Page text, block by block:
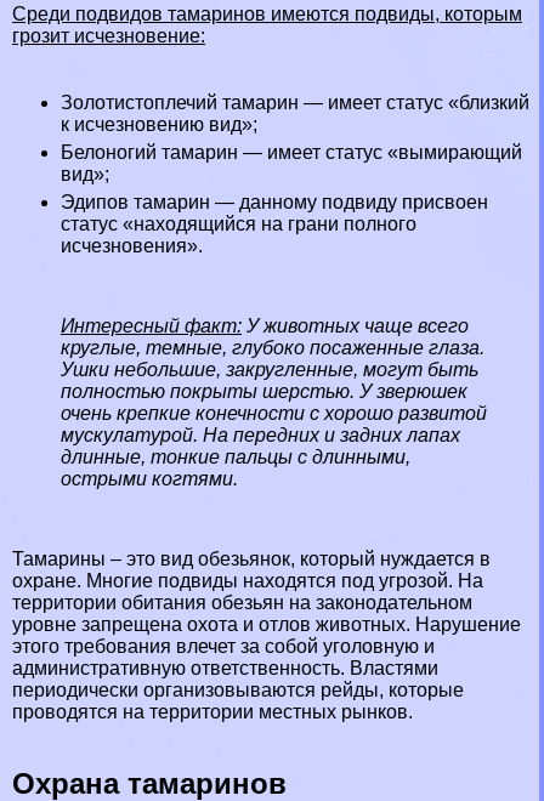
Среди подвидов тамаринов имеются подвиды, которым
грозит исчезновение:
Золотистоплечий тамарин — имеет статус «близкий
к исчезновению вид»;
Белоногий тамарин — имеет статус «вымирающий
вид»;
Эдипов тамарин — данному подвиду присвоен
статус «находящийся на грани полного
исчезновения».
Интересный факт: У животных чаще всего
круглые, темные, глубоко посаженные глаза.
Ушки небольшие, закругленные, могут быть
полностью покрыты шерстью. У зверюшек
очень крепкие конечности с хорошо развитой
мускулатурой. На передних и задних лапах
длинные, тонкие пальцы с длинными,
острыми когтями.
Тамарины – это вид обезьянок, который нуждается в
охране. Многие подвиды находятся под угрозой. На
территории обитания обезьян на законодательном
уровне запрещена охота и отлов животных. Нарушение
этого требования влечет за собой уголовную и
административную ответственность. Властями
периодически организовываются рейды, которые
проводятся на территории местных рынков.
Охрана тамаринов